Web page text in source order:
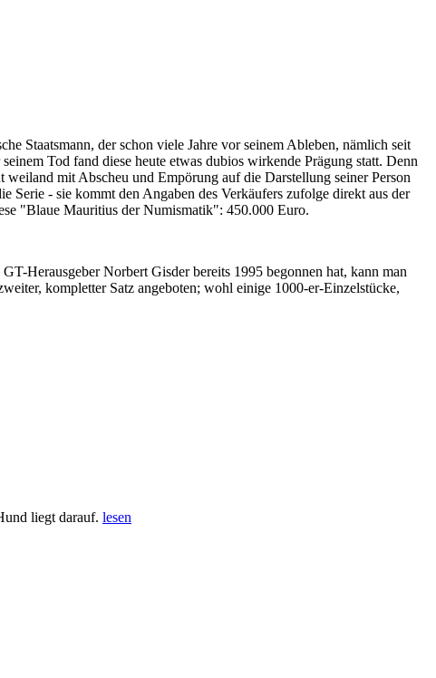
Staatsmann, der schon viele Jahre vor seinem Ableben, nämlich seit
Tod fand diese heute etwas dubios wirkende Prägung statt. Denn
mit Abscheu und Empörung auf die Darstellung seiner Person
- sie kommt den Angaben des Verkäufers zufolge direkt aus der
"Blaue Mauritius der Numismatik": 450.000 Euro.
Herausgeber Norbert Gisder bereits 1995 begonnen hat, kann man
kompletter Satz angeboten; wohl einige 1000-er-Einzelstücke,
liegt darauf. lesen